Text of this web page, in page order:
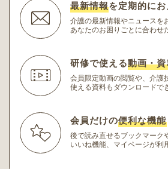
最新情報を定期的に
介護の最新情報やニュースを
あなたのお困りごとに合わせ
研修で使える動画・
会員限定動画の閲覧や、介護
使える資料もダウンロードで
会員だけの便利な機能
後で読み直せるブックマーク
いいね機能、マイページが利